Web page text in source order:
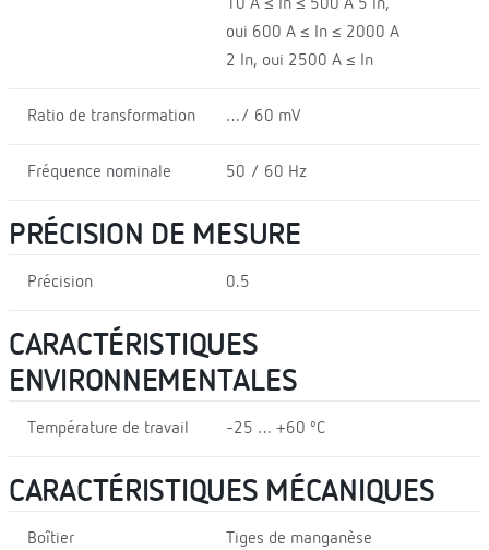
10 A ≤ In ≤ 500 A 5 In,
oui 600 A ≤ In ≤ 2000 A
2 In, oui 2500 A ≤ In
Ratio de transformation …/ 60 mV
Fréquence nominale 50 / 60 Hz
PRÉCISION DE MESURE
Précision 0.5
CARACTÉRISTIQUES
ENVIRONNEMENTALES
Température de travail -25 … +60 ºC
CARACTÉRISTIQUES MÉCANIQUES
Boîtier
Tiges de manganèse